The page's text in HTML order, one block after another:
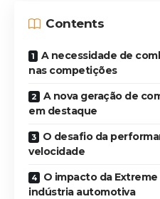
Contents
A necessidade de
nas competições
A nova geração de
em destaque
O desafio da
velocidade
O impacto da
indústria automotiva